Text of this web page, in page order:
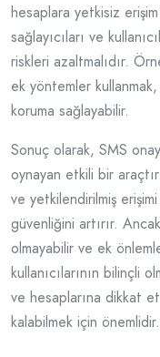
hesaplara yetkisiz
sağlayıcıları ve
riskleri azaltmalıdır.
ek yöntemler
koruma sağlayabilir.
Sonuç olarak, SMS
oynayan etkili bir
ve yetkilendirilmiş
güvenliğini artırır.
olmayabilir ve ek
kullanıcılarının bilinçli
ve hesaplarına dikkat
kalabilmek için önemlidir.